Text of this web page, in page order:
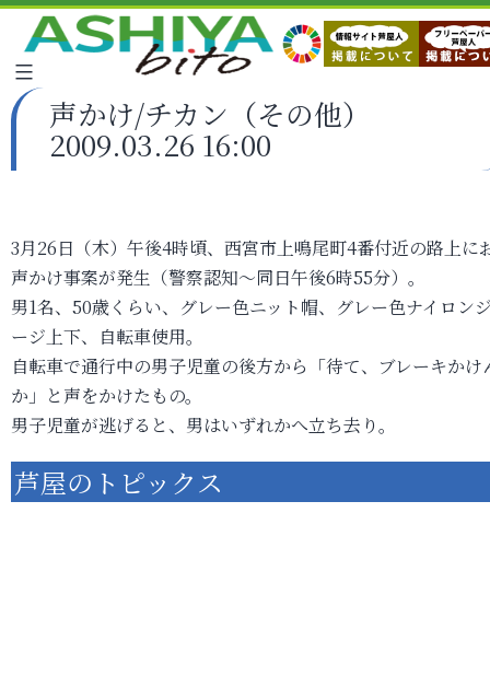
声かけ/チカン（その他）
2009.03.26 16:00
3月26日（木）午後4時頃、西宮市上鳴尾町4番付近の路上に
声かけ事案が発生（警察認知～同日午後6時55分）。
男1名、50歳くらい、グレー色ニット帽、グレー色ナイロン
ージ上下、自転車使用。
自転車で通行中の男子児童の後方から「待て、ブレーキかけ
か」と声をかけたもの。
男子児童が逃げると、男はいずれかへ立ち去り。
芦屋のトピックス